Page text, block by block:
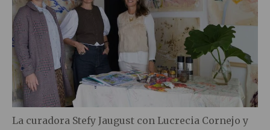
La curadora Stefy Jaugust con Lucrecia Cornejo y